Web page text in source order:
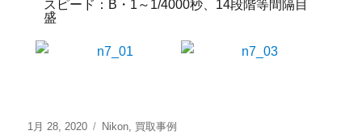
スピード：B・1～1/4000秒、14段階等間隔目
盛
1月 28, 2020 Nikon, 買取事例